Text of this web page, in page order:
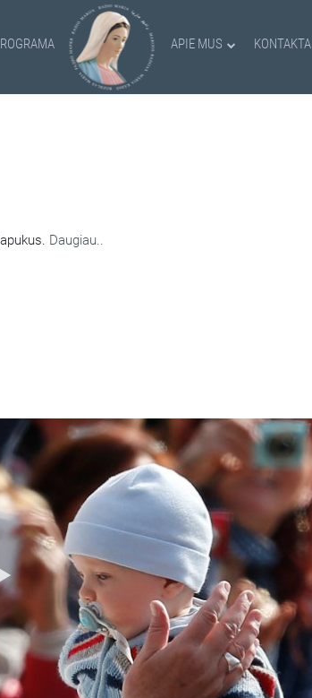
APIE MUS
Daugiau..